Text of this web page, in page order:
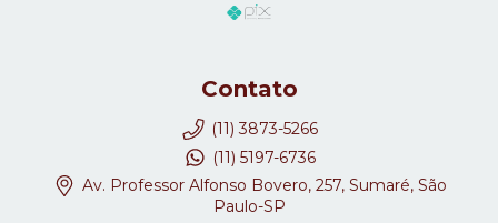
Contato
(11) 3873-5266
(11) 5197-6736
Av. Professor Alfonso Bovero, 257, Sumaré, São
Paulo-SP